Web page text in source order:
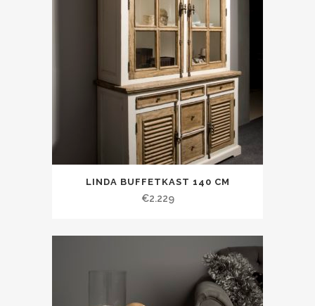
LINDA BUFFETKAST 140 CM
€2.229